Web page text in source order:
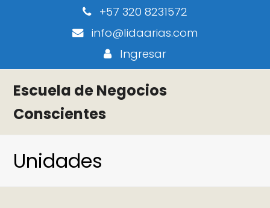
+57 320 8231572
info@lidaarias.com
Ingresar
Escuela de Negocios
Conscientes
Unidades